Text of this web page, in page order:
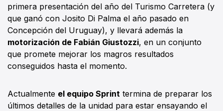
primera presentación del año del Turismo Carretera (y
que ganó con Josito Di Palma el año pasado en
Concepción del Uruguay), y llevará además la
motorización de Fabián Giustozzi, en un conjunto
que promete mejorar los magros resultados
conseguidos hasta el momento.
Actualmente el equipo Sprint termina de preparar los
últimos detalles de la unidad para estar ensayando el